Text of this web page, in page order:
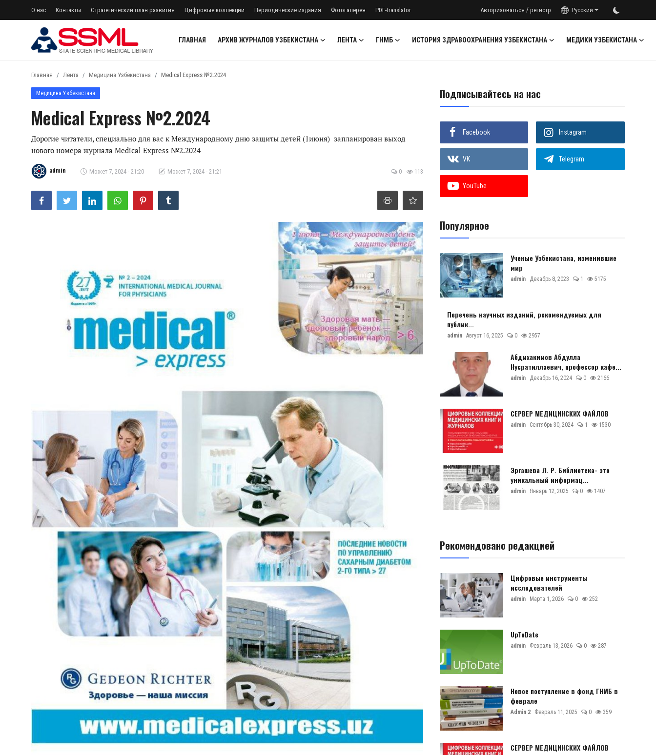
О нас Контакты Стратегический план развития Цифровые коллекции Периодические издания Фотогалерея PDF-translator Авторизоваться / регистр Русский
ГЛАВНАЯ АРХИВ ЖУРНАЛОВ УЗБЕКИСТАНА ЛЕНТА ГНМБ ИСТОРИЯ ЗДРАВООХРАНЕНИЯ УЗБЕКИСТАНА МЕДИКИ УЗБЕКИСТАНА
регистр
Главная
Архив журналов Узбекистана
Контакты
Стратегический план развития
Периодические издания
Медики Узбекистана
PDF-translator
Проблемы Арала
Антикоррупция
Русский
Главная Лента Медицина Узбекистана Мedical Еxpress №2.2024
Медицина Узбекистана
Мedical Еxpress №2.2024
Дорогие читатели, специально для вас к Международному дню защиты детей (1июня) запланирован выход
нового номера журнала Мedical Еxpress №2.2024
admin Может 7, 2024 - 21:20 Может 7, 2024 - 21:21 0 113
Подписывайтесь на нас
Facebook Instagram
VK Telegram
YouTube
Популярное
Ученые Узбекистана, изменившие
мир
admin Декабрь 8, 2023 1 5175
Перечень научных изданий, рекомендуемых для
публик...
admin Август 16, 2025 0 2957
Абдихакимов Абдулла
Нусратиллаевич, профессор кафе...
admin Декабрь 16, 2024 0 2166
СЕРВЕР МЕДИЦИНСКИХ ФАЙЛОВ
admin Сентябрь 30, 2024 1 1530
Эргашева Л. Р. Библиотека- это
уникальный информац...
admin Январь 12, 2025 0 1407
Рекомендовано редакцией
Цифровые инструменты
исследователей
admin Марта 1, 2026 0 252
UpToDate
admin Февраль 13, 2026 0 287
Новое поступление в фонд ГНМБ в
феврале
Admin 2 Февраль 11, 2025 0 359
СЕРВЕР МЕДИЦИНСКИХ ФАЙЛОВ